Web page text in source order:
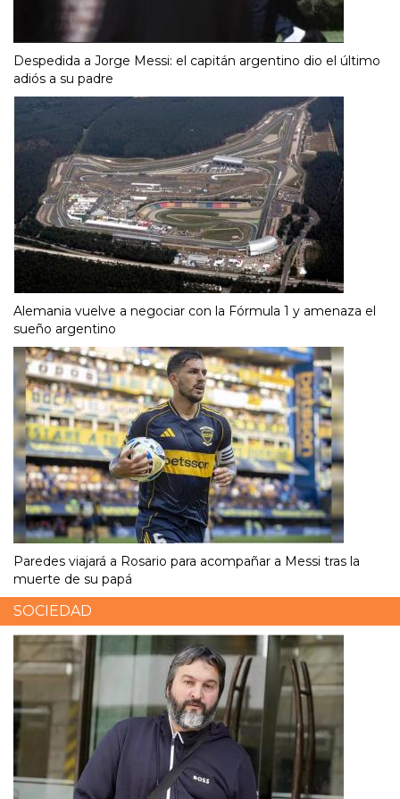
Despedida a Jorge Messi: el capitán argentino dio el último
adiós a su padre
Alemania vuelve a negociar con la Fórmula 1 y amenaza el
sueño argentino
Paredes viajará a Rosario para acompañar a Messi tras la
muerte de su papá
SOCIEDAD